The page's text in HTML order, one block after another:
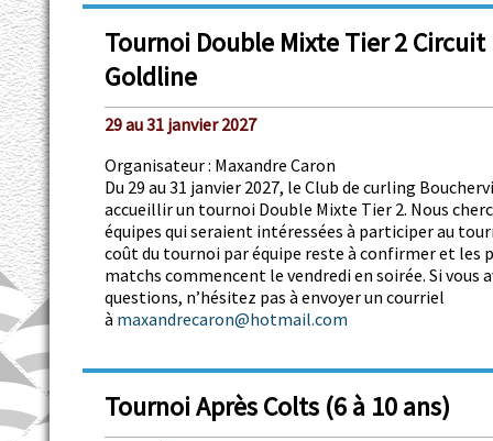
Tournoi Double Mixte Tier 2 Circuit
Goldline
29 au 31 janvier 2027
Organisateur : Maxandre Caron
Du 29 au 31 janvier 2027, le Club de curling
accueillir un tournoi Double Mixte Tier 2. Nous
équipes qui seraient intéressées à participer au
coût du tournoi par équipe reste à confirmer et les
matchs commencent le vendredi en soirée. Si vous
questions, n’hésitez pas à envoyer un courriel
à maxandrecaron@hotmail.com
Tournoi Après Colts (6 à 10 ans)